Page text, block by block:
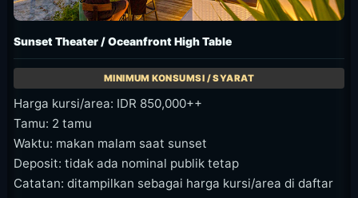
Sunset Theater / Oceanfront High Table
Harga kursi/area: IDR 850,000++
Tamu: 2 tamu
Waktu: makan malam saat sunset
Deposit: tidak ada nominal publik tetap
Catatan: ditampilkan sebagai harga kursi/area di daftar